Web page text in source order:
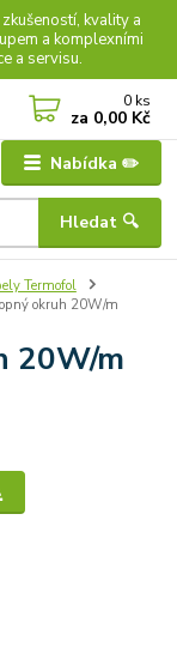
kvality a
a komplexními
a servisu.
Nabídka ✏️
Hledat 🔍
0 ks
za 0,00 Kč
Termofol
okruh 20W/m
20W/m